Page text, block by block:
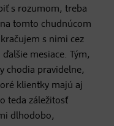
s rozumom, treba
tomto chudnúcom
s nimi cez
mesiace. Tým,
chodia pravidelne,
klientky majú aj
teda záležitosť
dlhodobo,